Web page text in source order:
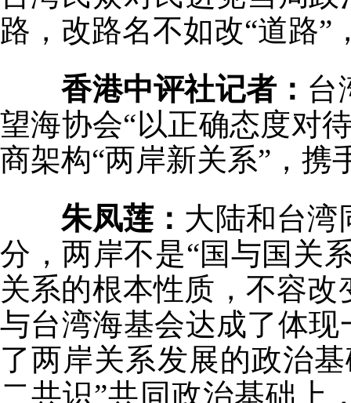
路，改路名不如改“道路
香港中评社记者： 台
望海协会“以正确态度对
商架构“两岸新关系”，携
朱凤莲： 大陆和台湾
分，两岸不是“国与国关
关系的根本性质，不容
与台湾海基会达成了体
了两岸关系发展的政治
二共识”共同政治基础上